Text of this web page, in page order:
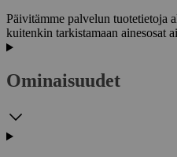
Päivitämme palvelun tuotetietoja
kuitenkin tarkistamaan ainesosat
Ominaisuudet